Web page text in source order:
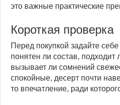
это важные практические
Короткая проверка
Перед покупкой задайте
понятен ли состав,
вызывает ли сомнений
спокойные, десерт почти
то впечатление, ради